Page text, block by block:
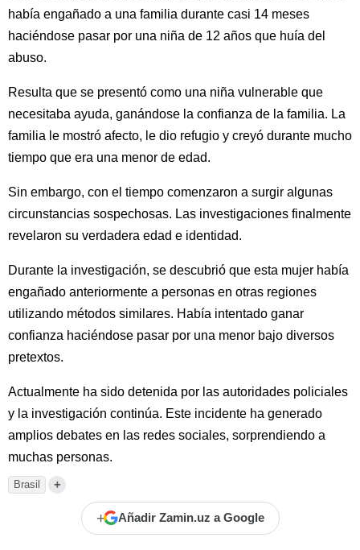
había engañado a una familia durante casi 14 meses
haciéndose pasar por una niña de 12 años que huía del
abuso.
Resulta que se presentó como una niña vulnerable que
necesitaba ayuda, ganándose la confianza de la familia. La
familia le mostró afecto, le dio refugio y creyó durante mucho
tiempo que era una menor de edad.
Sin embargo, con el tiempo comenzaron a surgir algunas
circunstancias sospechosas. Las investigaciones finalmente
revelaron su verdadera edad e identidad.
Durante la investigación, se descubrió que esta mujer había
engañado anteriormente a personas en otras regiones
utilizando métodos similares. Había intentado ganar
confianza haciéndose pasar por una menor bajo diversos
pretextos.
Actualmente ha sido detenida por las autoridades policiales
y la investigación continúa. Este incidente ha generado
amplios debates en las redes sociales, sorprendiendo a
muchas personas.
Brasil +
+ Añadir Zamin.uz a Google